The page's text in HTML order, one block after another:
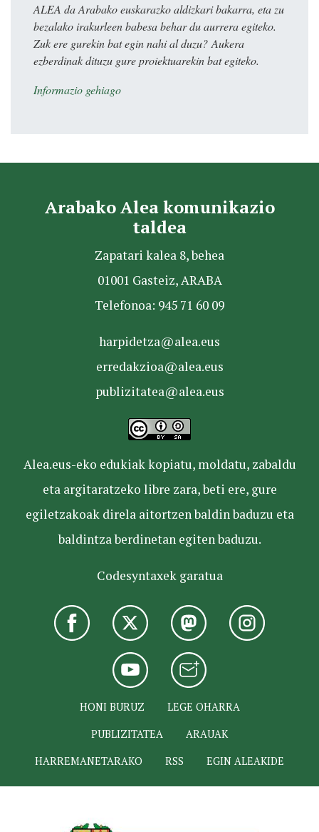
ALEA da Arabako euskarazko aldizkari bakarra, eta zu
bezalako irakurleen babesa behar du aurrera egiteko.
Zuk ere gurekin bat egin nahi al duzu? Aukera
ezberdinak dituzu gure proiektuarekin bat egiteko.
Informazio gehiago
Arabako Alea komunikazio
taldea
Zapatari kalea 8, behea
01001 Gasteiz, ARABA
Telefonoa: 945 71 60 09
harpidetza@alea.eus
erredakzioa@alea.eus
publizitatea@alea.eus
Alea.eus-eko edukiak kopiatu, moldatu, zabaldu
eta argitaratzeko libre zara, beti ere, gure
egiletzakoak direla aitortzen baldin baduzu eta
baldintza berdinetan egiten baduzu.
Codesyntaxek garatua
HONI BURUZ
LEGE OHARRA
PUBLIZITATEA
ARAUAK
HARREMANETARAKO
RSS EGIN ALEAKIDE